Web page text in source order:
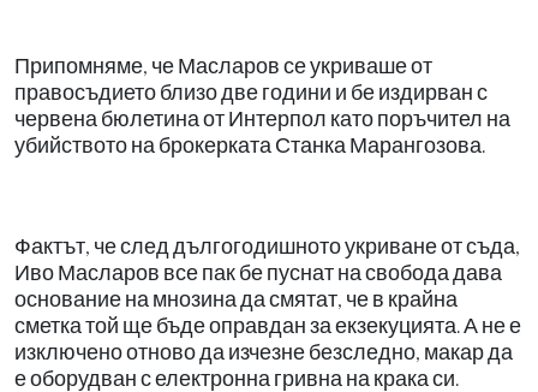
Припомняме, че Масларов се укриваше от
правосъдието близо две години и бе издирван с
червена бюлетина от Интерпол като поръчител на
убийството на брокерката Станка Марангозова.
Фактът, че след дългогодишното укриване от съда,
Иво Масларов все пак бе пуснат на свобода дава
основание на мнозина да смятат, че в крайна
сметка той ще бъде оправдан за екзекуцията. А не е
изключено отново да изчезне безследно, макар да
е оборудван с електронна гривна на крака си.